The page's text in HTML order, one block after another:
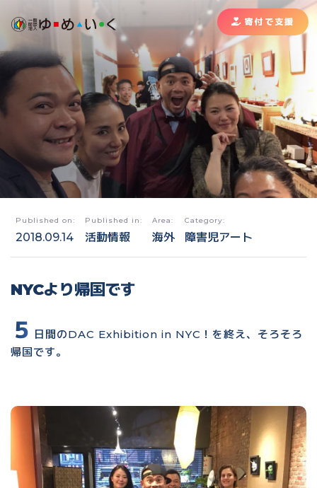
寄付で支援
Published on:
2018.09.14
Published in:
活動情報
Area:
海外
Category:
障害児アート
NYCより帰国です
５ 日間のDAC Exhibition in NYC！を終え、そろそろ
帰国です。